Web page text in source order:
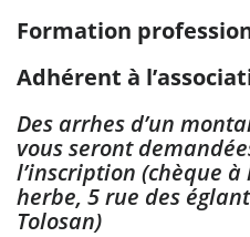
Formation
Adhérent à
Des arrhes d’un
vous seront
l’inscription (chèque à
herbe, 5 rue des
Tolosan)